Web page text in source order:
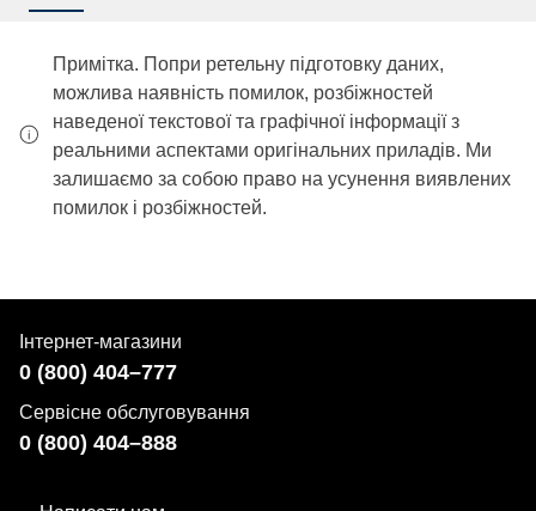
Примітка. Попри ретельну підготовку даних,
можлива наявність помилок, розбіжностей
наведеної текстової та графічної інформації з
реальними аспектами оригінальних приладів. Ми
залишаємо за собою право на усунення виявлених
помилок і розбіжностей.
Інтернет-магазини
0 (800) 404–777
Сервісне обслуговування
0 (800) 404–888